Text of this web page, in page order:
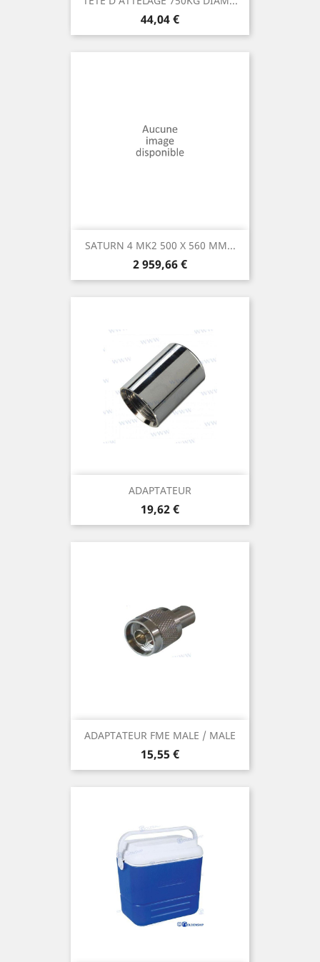
Prix
44,04 €
SATURN 4 MK2 500 X 560 MM...
Prix
2 959,66 €
ADAPTATEUR
Prix
19,62 €
ADAPTATEUR FME MALE / MALE
Prix
15,55 €